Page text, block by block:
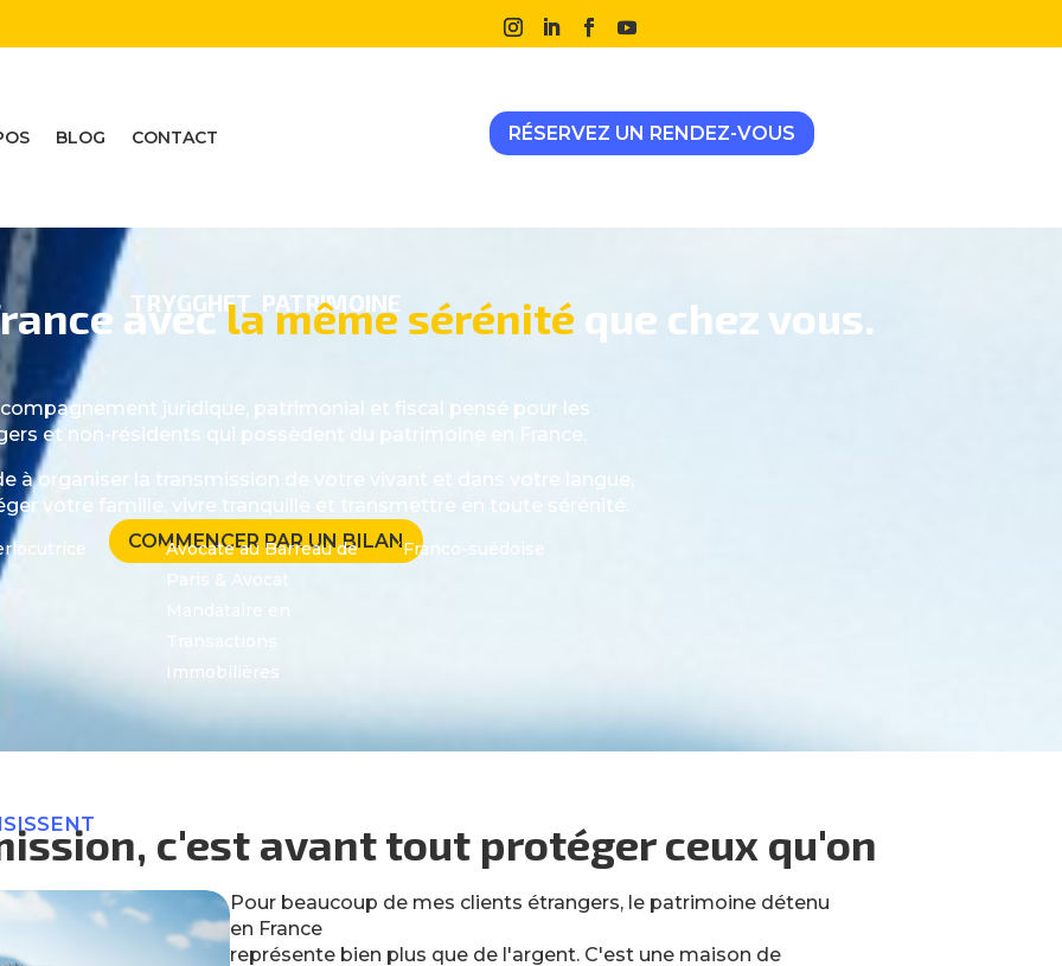
BLOG CONTACT RÉSERVEZ UN RENDEZ-VOUS
TRYGGHET PATRIMOINE
avecla même sérénité que chez vous.
juridique, patrimonial et fiscal pensé pour les
et non-résidents qui possèdent du patrimoine en France.
à organiser la transmission de votre vivant et dans votre langue,
votre famille, vivre tranquille et transmettre en toute sérénité.
COMMENCER PAR UN BILAN
NAvocate au Barreau de
Paris & Avocat
Immobilières
NFranco-suédoise
c'est avant tout protéger ceux qu'on
Pour beaucoup de mes clients étrangers, le patrimoine détenu
en France
représente bien plus que de l'argent. C'est une maison de